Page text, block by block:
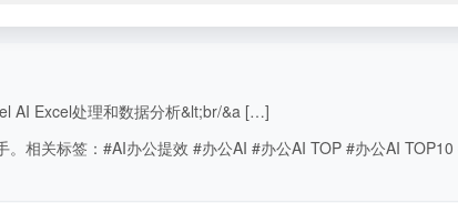
AI Excel处理和数据分析&lt;br/&a […]
相关标签：#AI办公提效 #办公AI #办公AI TOP #办公AI